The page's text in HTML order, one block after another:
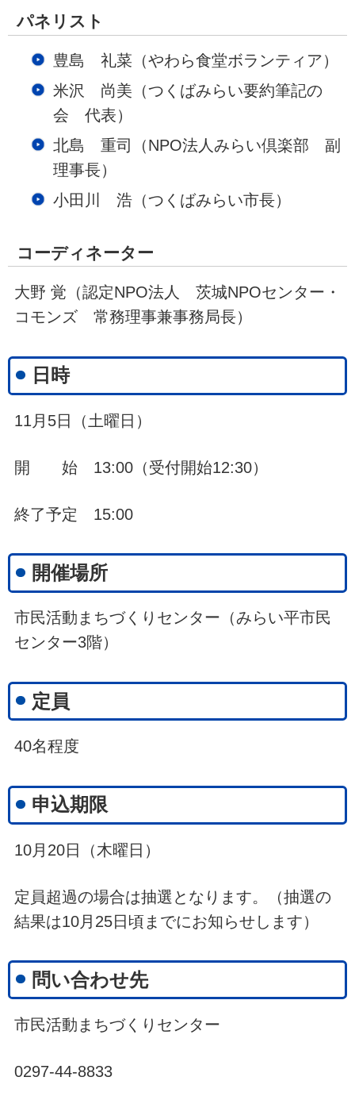
パネリスト
豊島 礼菜（やわら食堂ボランティア）
米沢 尚美（つくばみらい要約筆記の
会 代表）
北島 重司（NPO法人みらい倶楽部 副
理事長）
小田川 浩（つくばみらい市長）
コーディネーター
大野 覚（認定NPO法人 茨城NPOセンター・
コモンズ 常務理事兼事務局長）
日時
11月5日（土曜日）
開 始 13:00（受付開始12:30）
終了予定 15:00
開催場所
市民活動まちづくりセンター（みらい平市民
センター3階）
定員
40名程度
申込期限
10月20日（木曜日）
定員超過の場合は抽選となります。（抽選の
結果は10月25日頃までにお知らせします）
問い合わせ先
市民活動まちづくりセンター
0297-44-8833